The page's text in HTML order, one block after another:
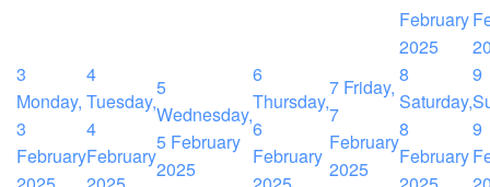
February
2025
3
Monday,
3
February
4
Tuesday,
4
February
5
Wednesday,
5 February
2025
6
Thursday,
6
February
7 Friday,
7
February
2025
8
Saturday,
8
February
9
9